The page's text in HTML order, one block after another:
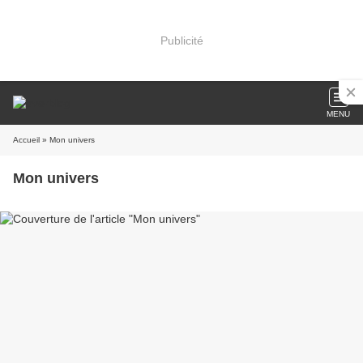
Publicité
MENU
Accueil » Mon univers
Mon univers